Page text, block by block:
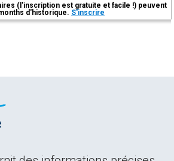
(l'inscription est gratuite et facile !) peuvent
d'historique. S'inscrire